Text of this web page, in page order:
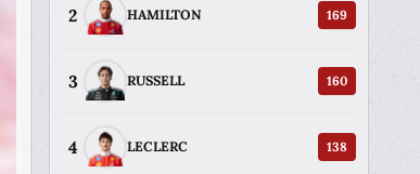
2 HAMILTON 169
3 RUSSELL 160
4 LECLERC 138